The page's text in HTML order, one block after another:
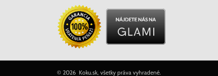
© 2026 Koku.sk, všetky práva vyhradené.